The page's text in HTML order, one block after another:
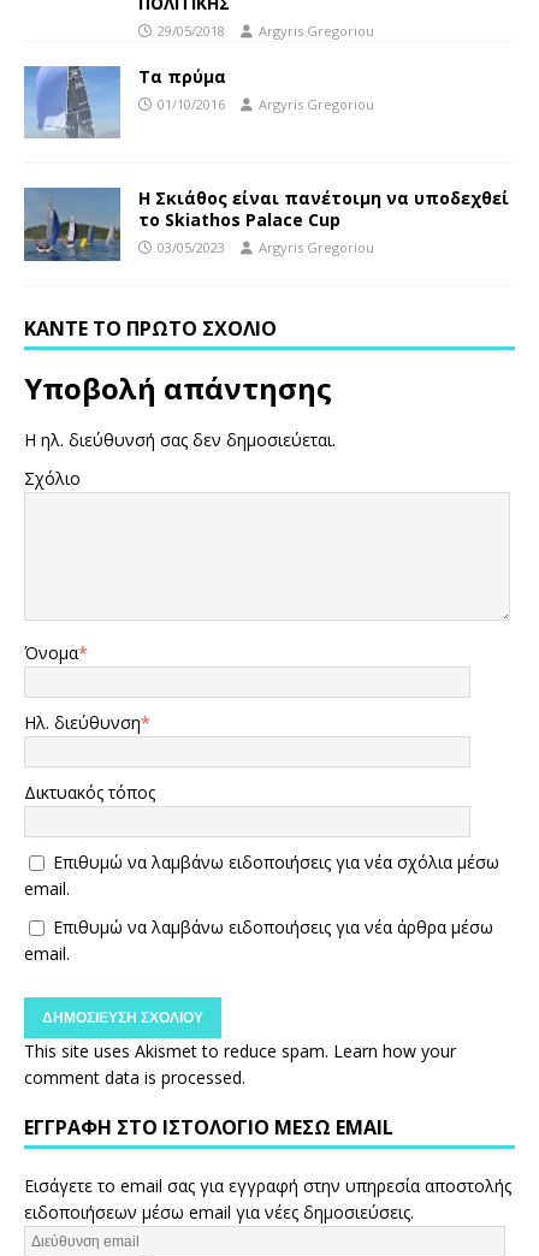
29/05/2018 Argyris Gregoriou
Τα πρύμα
01/10/2016 Argyris Gregoriou
H Σκιάθος είναι πανέτοιμη να υποδεχθεί
το Skiathos Palace Cup
03/05/2023 Argyris Gregoriou
ΚΆΝΤΕ ΤΟ ΠΡΏΤΟ ΣΧΌΛΙΟ
Υποβολή απάντησης
Η ηλ. διεύθυνσή σας δεν δημοσιεύεται.
Σχόλιο
Όνομα*
Ηλ. διεύθυνση*
Δικτυακός τόπος
Επιθυμώ να λαμβάνω ειδοποιήσεις για νέα σχόλια μέσω
email.
Επιθυμώ να λαμβάνω ειδοποιήσεις για νέα άρθρα μέσω
email.
This site uses Akismet to reduce spam. Learn how your
comment data is processed.
ΕΓΓΡΑΦΉ ΣΤΟ ΙΣΤΟΛΌΓΙΟ ΜΈΣΩ EMAIL
Εισάγετε το email σας για εγγραφή στην υπηρεσία αποστολής
ειδοποιήσεων μέσω email για νέες δημοσιεύσεις.